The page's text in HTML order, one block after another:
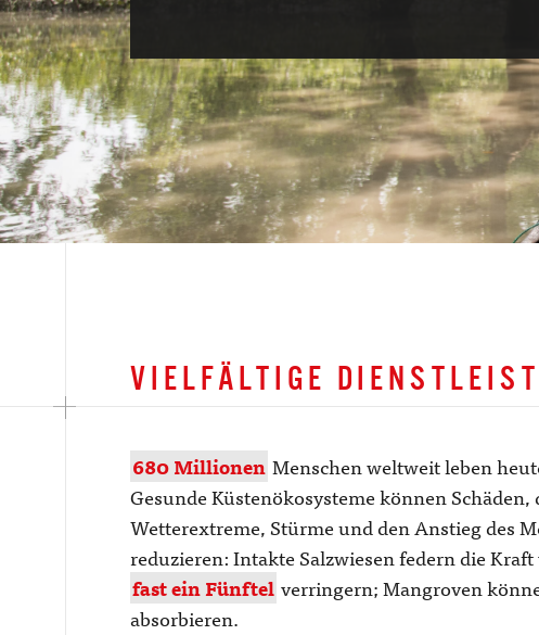
VIELFÄLTIGE
680 Millionen Menschen weltweit leben
Gesunde Küstenökosysteme können
Wetterextreme, Stürme und den Anstieg des
reduzieren: Intakte Salzwiesen federn die
fast ein Fünftel verringern; Mangroven
absorbieren.